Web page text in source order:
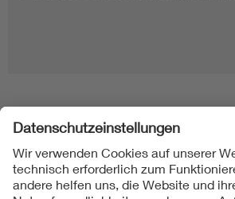
Folgen Sie uns